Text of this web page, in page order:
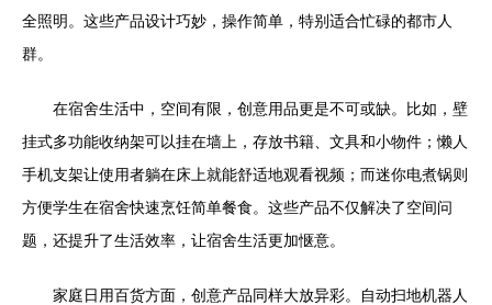
全照明。这些产品设计巧妙，操作简单，特别适合忙碌的都市人
群。
在宿舍生活中，空间有限，创意用品更是不可或缺。比如，壁
挂式多功能收纳架可以挂在墙上，存放书籍、文具和小物件；懒人
手机支架让使用者躺在床上就能舒适地观看视频；而迷你电煮锅则
方便学生在宿舍快速烹饪简单餐食。这些产品不仅解决了空间问
题，还提升了生活效率，让宿舍生活更加惬意。
家庭日用百货方面，创意产品同样大放异彩。自动扫地机器人